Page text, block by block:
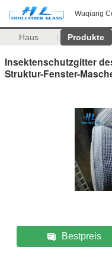
Wuqiang
Haus Produkte
Insektenschutzgitter
Struktur-Fenster-
Bestpreis